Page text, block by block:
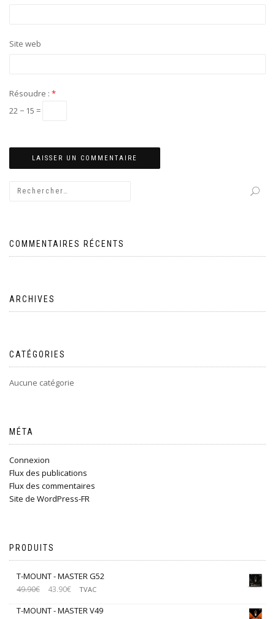
Site web
Résoudre : *
22 − 15 =
COMMENTAIRES RÉCENTS
ARCHIVES
CATÉGORIES
Aucune catégorie
MÉTA
Connexion
Flux des publications
Flux des commentaires
Site de WordPress-FR
PRODUITS
T-MOUNT - MASTER G52
49.90€ 43.90€ TVAC
T-MOUNT - MASTER V49